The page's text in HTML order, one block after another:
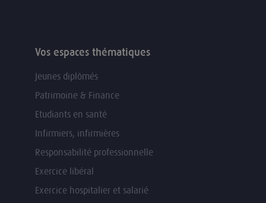
Vos espaces thématiques
Jeunes diplômés
Patrimoine & Finance
Etudiants en santé
Infirmiers, infirmières
Responsabilité professionnelle
Exercice libéral
Exercice hospitalier et salarié